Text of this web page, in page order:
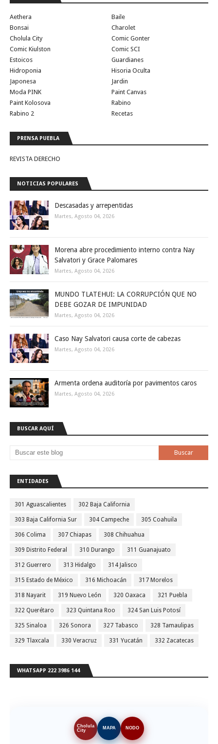
Aethera
Baile
Bonsai
Charolet
Cholula City
Comic Gonter
Comic Kiulston
Comic SCI
Estoicos
Guardianes
Hidroponia
Hisoria Oculta
Japonesa
Jardin
Moda PINK
Paint Canvas
Paint Kolosova
Rabino
Rabino 2
Recetas
PRENSA PUEBLA
REVISTA DERECHO
NOTICIAS POPULARES
Descasadas y arrepentidas
Martes, Agosto 04, 2026
Morena abre procedimiento interno contra Nay
Salvatori y Grace Palomares
Martes, Agosto 04, 2026
MUNDO TLATEHUI: LA CORRUPCIÓN QUE NO
DEBE GOZAR DE IMPUNIDAD
Martes, Agosto 04, 2026
Caso Nay Salvatori causa corte de cabezas
Martes, Agosto 04, 2026
Armenta ordena auditoría por pavimentos caros
Martes, Agosto 04, 2026
BUSCAR AQUÍ
ENTIDADES
301 Aguascalientes 302 Baja California
303 Baja California Sur 304 Campeche 305 Coahuila
306 Colima 307 Chiapas 308 Chihuahua
309 Distrito Federal 310 Durango 311 Guanajuato
312 Guerrero 313 Hidalgo 314 Jalisco
315 Estado de México 316 Michoacán 317 Morelos
318 Nayarit 319 Nuevo León 320 Oaxaca 321 Puebla
322 Querétaro 323 Quintana Roo 324 San Luis Potosí
325 Sinaloa 326 Sonora 327 Tabasco 328 Tamaulipas
329 Tlaxcala 330 Veracruz 331 Yucatán 332 Zacatecas
WHATSAPP 222 3986 144
Cholula
City
MAPA NODO